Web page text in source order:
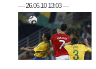
— 26.06.10 13:03—